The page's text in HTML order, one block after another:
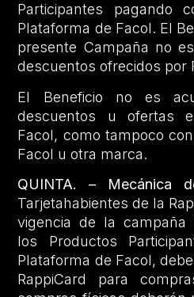
Participantes pagando
Plataforma de Facol. El
presente Campaña no
descuentos ofrecidos por
El Beneficio no es
descuentos u ofertas
Facol, como tampoco
Facol u otra marca.
QUINTA. – Mecánica
Tarjetahabientes de la
vigencia de la campaña
los Productos
Plataforma de Facol,
RappiCard para